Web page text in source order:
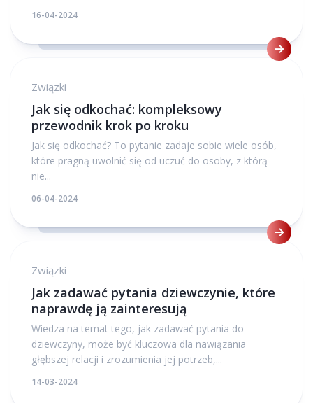
16-04-2024
Związki
Jak się odkochać: kompleksowy
przewodnik krok po kroku
Jak się odkochać? To pytanie zadaje sobie wiele osób,
które pragną uwolnić się od uczuć do osoby, z którą
nie...
06-04-2024
Związki
Jak zadawać pytania dziewczynie, które
naprawdę ją zainteresują
Wiedza na temat tego, jak zadawać pytania do
dziewczyny, może być kluczowa dla nawiązania
głębszej relacji i zrozumienia jej potrzeb,...
14-03-2024